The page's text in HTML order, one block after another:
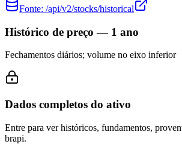
Fonte: /api/v2/stocks/historical
Histórico de preço — 1 ano
Fechamentos diários; volume no eixo inferior
Dados completos do ativo
Entre para ver históricos, fundamentos,
brapi.